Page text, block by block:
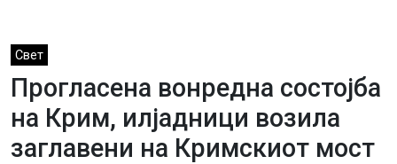
Свет
Прогласена вонредна состојба
на Крим, илјадници возила
заглавени на Кримскиот мост